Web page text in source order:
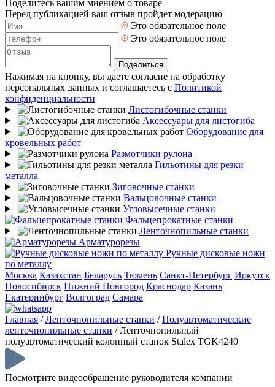
Поделитесь вашим мнением о товаре
Перед публикацией ваш отзыв пройдет модерацию
Это обязательное поле
Это обязательное поле
Поделиться
Нажимая на кнопку, вы даете согласие на обработку
персональных данных и соглашаетесь с Политикой
конфиденциальности
Листогибочные станки
Аксессуары для листогиба
Оборудование для
кровельных работ
Размотчики рулона
Гильотины для резки
металла
Зиговочные станки
Вальцовочные станки
Угловысечные станки
Фальцепрокатные станки
Ленточнопильные станки
Арматурорезы
Ручные дисковые ножи
по металлу
Москва Казахстан Беларусь Тюмень Санкт-Петербург Иркутск
Новосибирск Нижний Новгород Краснодар Казань
Екатеринбург Волгоград Самара
Главная /Ленточнопильные станки /Полуавтоматические
ленточнопильные станки /Ленточнопильный
полуавтоматический колонный станок Stalex TGK4240
Посмотрите видеообращение руководителя компании